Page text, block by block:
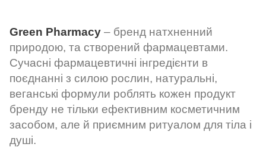
Green Pharmacy – бренд натхненний
природою, та створений фармацевтами.
Сучасні фармацевтичні інгредієнти в
поєднанні з силою рослин, натуральні,
веганські формули роблять кожен продукт
бренду не тільки ефективним косметичним
засобом, але й приємним ритуалом для тіла і
душі.